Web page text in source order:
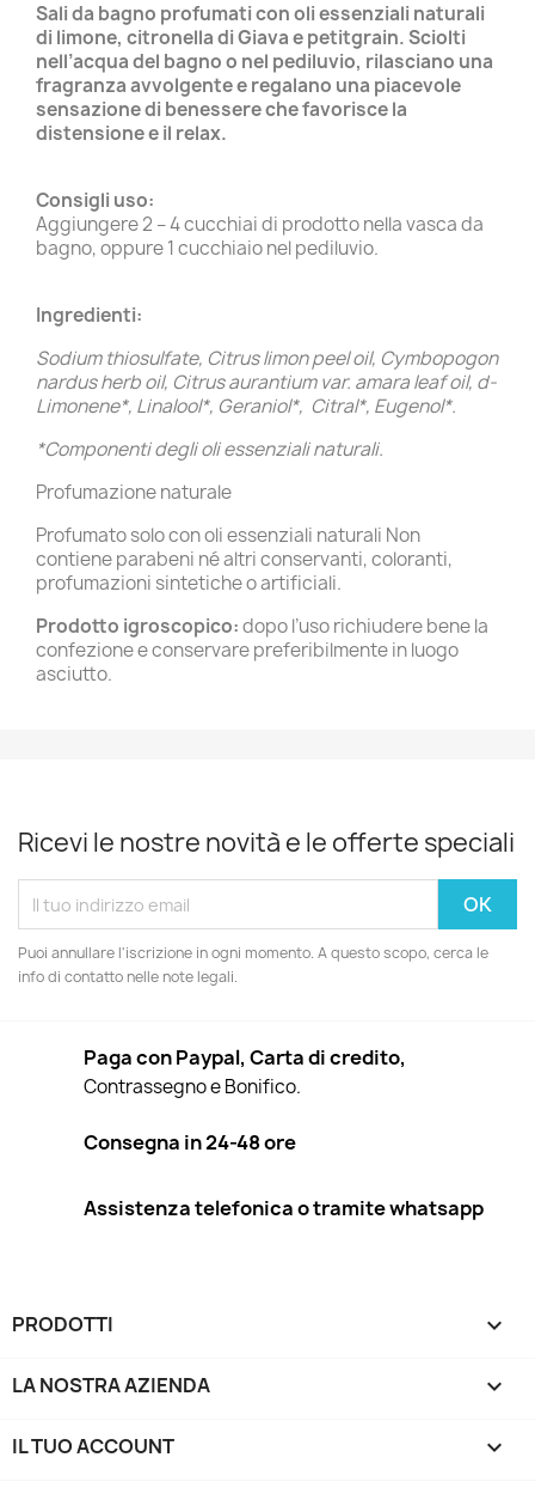
Sali da bagno profumati con oli essenziali naturali
di limone, citronella di Giava e petitgrain. Sciolti
nell’acqua del bagno o nel pediluvio, rilasciano una
fragranza avvolgente e regalano una piacevole
sensazione di benessere che favorisce la
distensione e il relax.
Consigli uso:
Aggiungere 2 – 4 cucchiai di prodotto nella vasca da
bagno, oppure 1 cucchiaio nel pediluvio.
Ingredienti:
Sodium thiosulfate, Citrus limon peel oil, Cymbopogon
nardus herb oil, Citrus aurantium var. amara leaf oil, d-
Limonene*, Linalool*, Geraniol*, Citral*, Eugenol*.
*Componenti degli oli essenziali naturali.
Profumazione naturale
Profumato solo con oli essenziali naturali Non
contiene parabeni né altri conservanti, coloranti,
profumazioni sintetiche o artificiali.
Prodotto igroscopico:dopo l’uso richiudere bene la
confezione e conservare preferibilmente in luogo
asciutto.
Ricevi le nostre novità e le offerte speciali
Puoi annullare l'iscrizione in ogni momento. A questo scopo, cerca le
info di contatto nelle note legali.
Paga con Paypal, Carta di credito,
Contrassegno e Bonifico.
Consegna in 24-48 ore
Assistenza telefonica o tramite whatsapp
PRODOTTI 
LA NOSTRA AZIENDA 
IL TUO ACCOUNT 